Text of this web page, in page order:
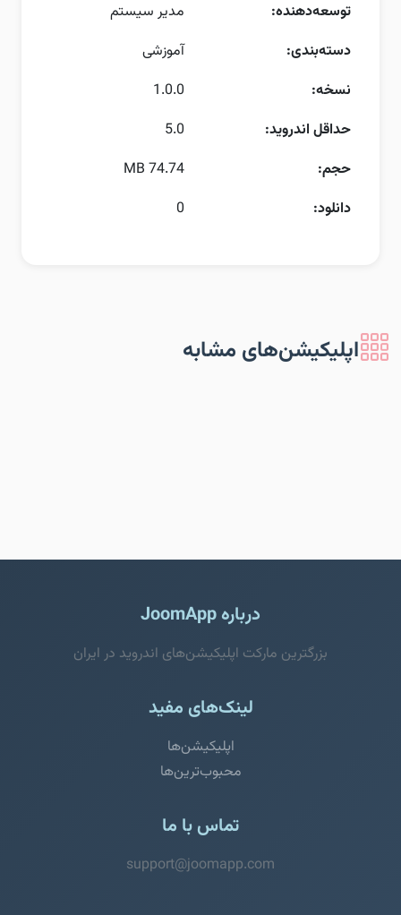
توسعه‌دهنده:
مدیر سیستم
دسته‌بندی:
آموزشی
نسخه:
1.0.0
حداقل اندروید:
5.0
حجم:
74.74 MB
دانلود:
0
اپلیکیشن‌های مشابه
درباره JoomApp
بزرگترین مارکت اپلیکیشن‌های اندروید در ایران
لینک‌های مفید
اپلیکیشن‌ها
محبوب‌ترین‌ها
تماس با ما
support@joomapp.com